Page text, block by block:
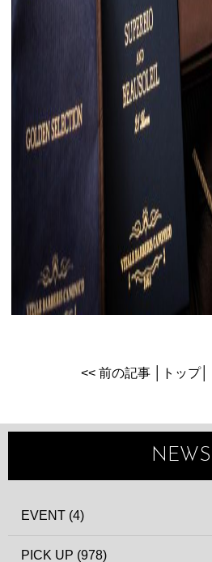
<< 前の記事 トップ│
NEWS
EVENT (4)
PICK UP (978)